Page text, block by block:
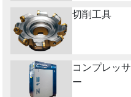
切削工具
コンプレッサ
ー